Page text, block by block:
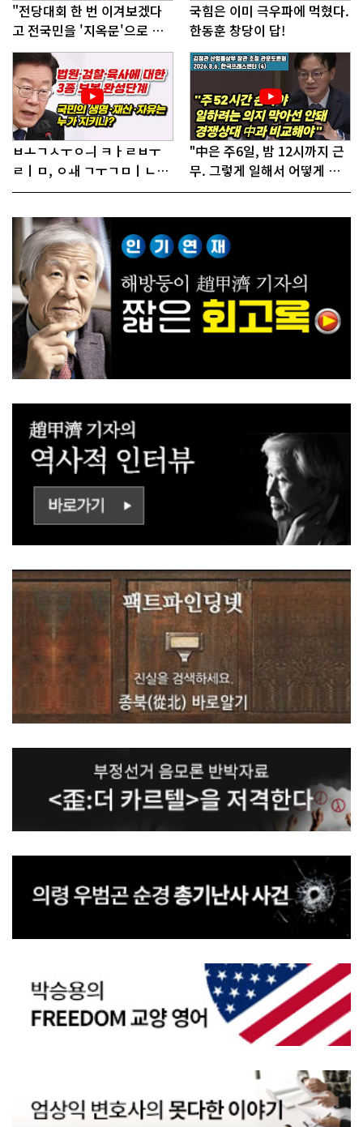
"전당대회 한 번 이겨보겠다
고 전국민을 '지옥문'으로 밀
어!"
국힘은 이미 극우파에 먹혔다.
한동훈 창당이 답!
ㅂㅗㄱㅅㅜㅇㅢ ㅋㅏㄹㅂㅜ
ㄹㅣㅁ, ㅇㅙ ㄱㅜㄱㅁㅣㄴㄷ
ㅡㄹㅇㅣ ㄷㅏㅇㅎㅐㅇㅑ ㅎ
"中은 주6일, 밤 12시까지 근
무. 그렇게 일해서 어떻게 경
쟁하냐 반문하더라"